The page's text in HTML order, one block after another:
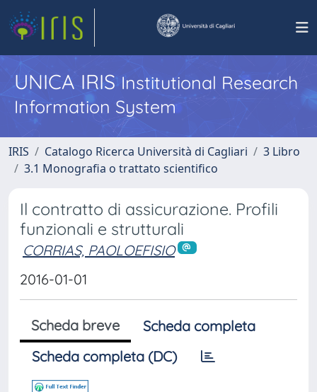
UNICA IRISInstitutional Research
Information System
IRIS Catalogo Ricerca Università di Cagliari
3 Libro
3.1 Monografia o trattato scientifico
Il contratto di assicurazione. Profili
funzionali e strutturali
CORRIAS, PAOLOEFISIO
2016-01-01
Scheda breve
Scheda completa
Scheda completa (DC)